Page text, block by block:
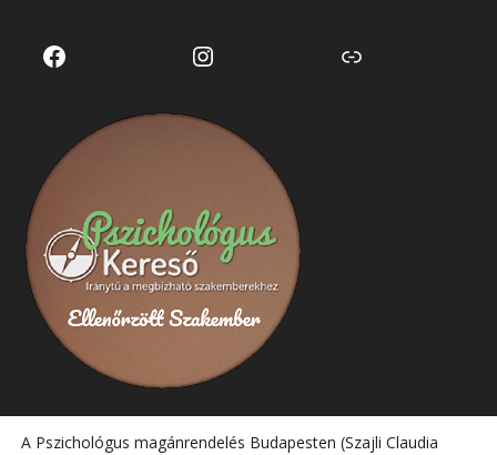
Facebook Instagram Link
A Pszichológus magánrendelés Budapesten (Szajli Claudia